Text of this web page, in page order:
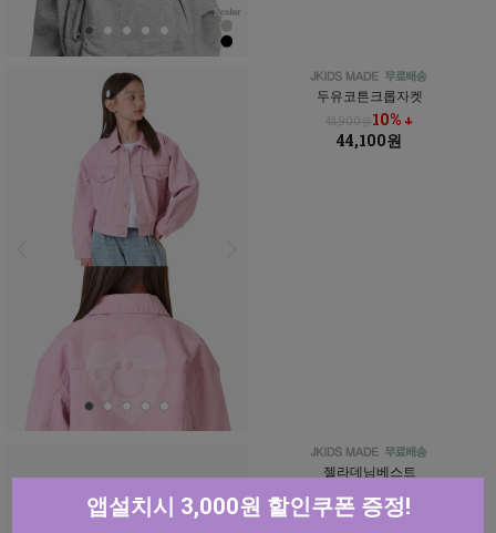
두유코튼크롭자켓
48,900원10% ↓
44,100원
젤라데님베스트
41,900원20% ↓
33,600원
앱설치시 3,000원 할인쿠폰 증정!